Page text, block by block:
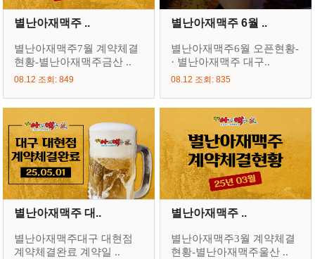
별난아재맥주 ..
별난아재맥주7월 계약체결
현황-별난아재맥주금산 ..
08.12 조회: 849
별난아재맥주 6월 ..
별난아재맥주6월 오픈현황-
· 별난아재맥주 대구..
08.12 조회: 835
별난아재맥주 대..
별난아재맥주대구 대현점
계약체결완료 계약일 ..
별난아재맥주 ..
별난아재맥주3월 계약체결
현황-별난아재맥주울산 ..